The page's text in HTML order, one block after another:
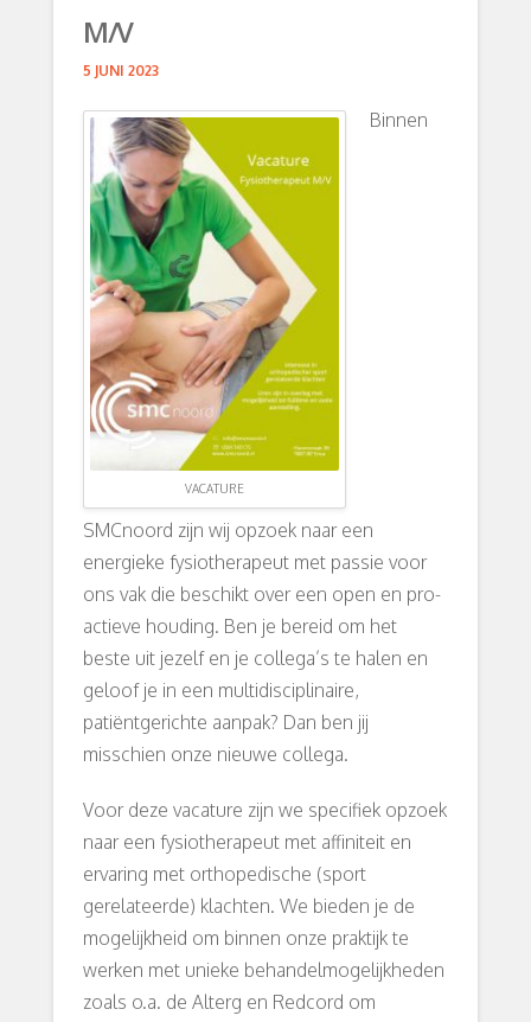
M/V
5 JUNI 2023
VACATURE
Binnen
SMCnoord zijn wij opzoek naar een
energieke fysiotherapeut met passie voor
ons vak die beschikt over een open en pro-
actieve houding. Ben je bereid om het
beste uit jezelf en je collega’s te halen en
geloof je in een multidisciplinaire,
patiëntgerichte aanpak? Dan ben jij
misschien onze nieuwe collega.
Voor deze vacature zijn we specifiek opzoek
naar een fysiotherapeut met affiniteit en
ervaring met orthopedische (sport
gerelateerde) klachten. We bieden je de
mogelijkheid om binnen onze praktijk te
werken met unieke behandelmogelijkheden
zoals o.a. de Alterg en Redcord om